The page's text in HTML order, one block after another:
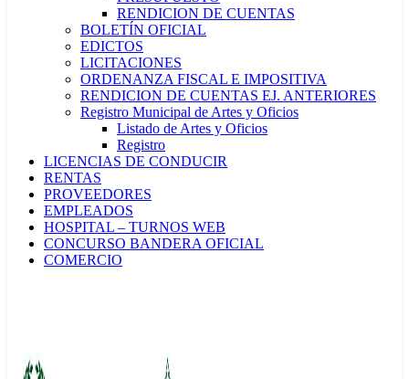
RENDICION DE CUENTAS
BOLETÍN OFICIAL
EDICTOS
LICITACIONES
ORDENANZA FISCAL E IMPOSITIVA
RENDICION DE CUENTAS EJ. ANTERIORES
Registro Municipal de Artes y Oficios
Listado de Artes y Oficios
Registro
LICENCIAS DE CONDUCIR
RENTAS
PROVEEDORES
EMPLEADOS
HOSPITAL – TURNOS WEB
CONCURSO BANDERA OFICIAL
COMERCIO